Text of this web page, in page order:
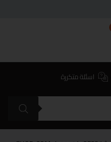
اسئلة متكررة